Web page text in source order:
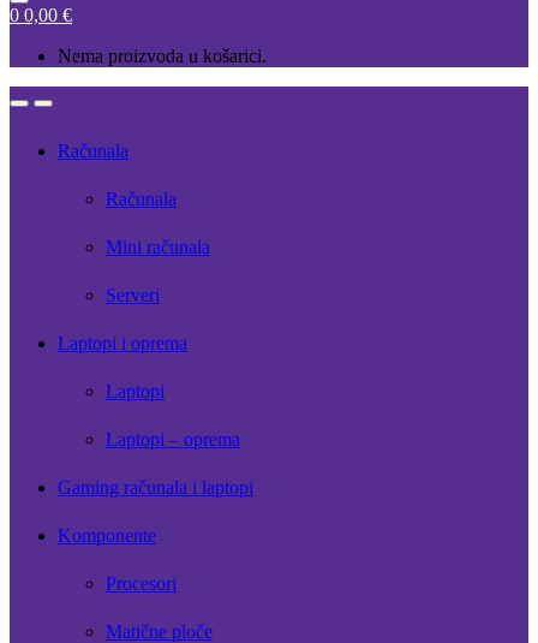
0 0,00 €
Nema proizvoda u košarici.
OpenClose
Računala
Računala
Mini računala
Serveri
Laptopi i oprema
Laptopi
Laptopi – oprema
Gaming računala i laptopi
Komponente
Procesori
Matične ploče